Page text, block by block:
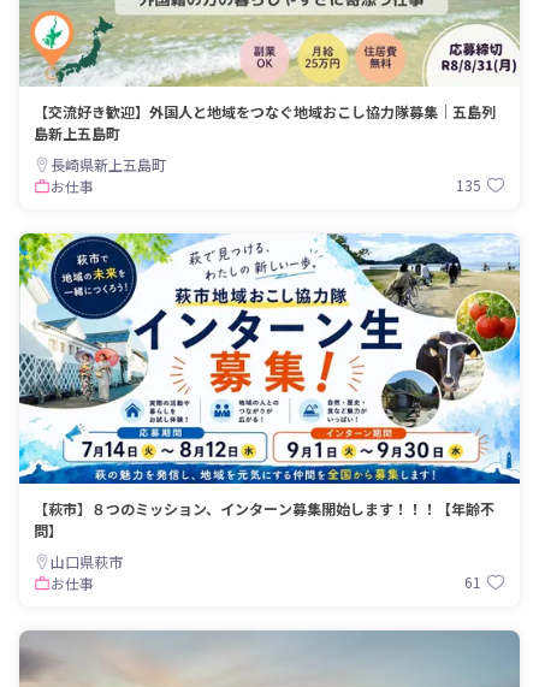
【交流好き歓迎】外国人と地域をつなぐ地域おこし協力隊募集｜五島列
島新上五島町
長崎県新上五島町
お仕事
135
【萩市】８つのミッション、インターン募集開始します！！！【年齢不
問】
山口県萩市
お仕事
61